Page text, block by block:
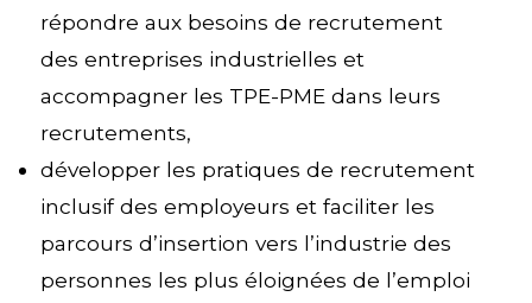
répondre aux besoins de recrutement
des entreprises industrielles et
accompagner les TPE-PME dans leurs
recrutements,
développer les pratiques de recrutement
inclusif des employeurs et faciliter les
parcours d’insertion vers l’industrie des
personnes les plus éloignées de l’emploi